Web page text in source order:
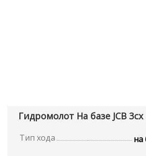
Гидромолот На базе JCB 3cx
Тип хода
на